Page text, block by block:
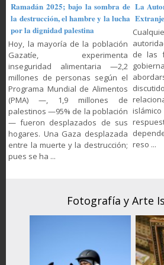
Ramadán 2025; bajo la sombra de
la destrucción, el hambre y la lucha
por la dignidad palestina
Hoy, la mayoría de la población
Gazatíe, experimenta
inseguridad alimentaria —2,2
millones de personas según el
Programa Mundial de Alimentos
(PMA) —, 1,9 millones de
palestinos —95% de la población
— fueron desplazados de sus
hogares. Una Gaza desplazada
entre la muerte y la destrucción;
pues se ha ...
La
de las
reso ...
Fotografía y Arte